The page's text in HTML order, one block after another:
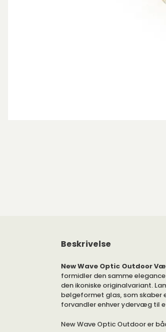
Beskrivelse
New Wave Optic Outdoor
formidler den samme
den ikoniske originalvariant.
bølgeformet glas, som skaber
forvandler enhver ydervæg til
New Wave Optic Outdoor er